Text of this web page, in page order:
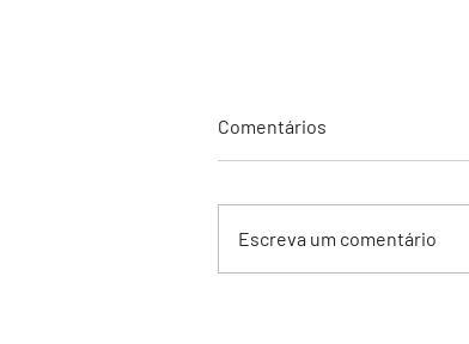
Comentários
Escreva um comentário